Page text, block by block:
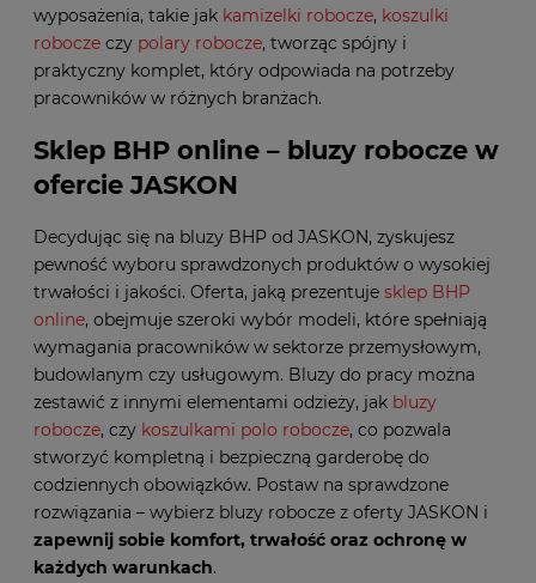
wyposażenia, takie jak kamizelki robocze, koszulki
robocze czy polary robocze, tworząc spójny i
praktyczny komplet, który odpowiada na potrzeby
pracowników w różnych branżach.
Sklep BHP online – bluzy robocze w
ofercie JASKON
Decydując się na bluzy BHP od JASKON, zyskujesz
pewność wyboru sprawdzonych produktów o wysokiej
trwałości i jakości. Oferta, jaką prezentuje sklep BHP
online, obejmuje szeroki wybór modeli, które spełniają
wymagania pracowników w sektorze przemysłowym,
budowlanym czy usługowym. Bluzy do pracy można
zestawić z innymi elementami odzieży, jak bluzy
robocze, czy koszulkami polo robocze, co pozwala
stworzyć kompletną i bezpieczną garderobę do
codziennych obowiązków. Postaw na sprawdzone
rozwiązania – wybierz bluzy robocze z oferty JASKON i
zapewnij sobie komfort, trwałość oraz ochronę w
każdych warunkach.